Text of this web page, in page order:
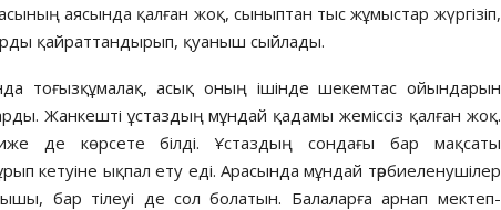
аясында қалған жоқ, сыныптан тыс жұмыстар жүргізіп,
қайраттандырып, қуаныш сыйлады.
тоғызқұмалақ, асық оның ішінде шекемтас ойындарын
Жанкешті ұстаздың мұндай қадамы жеміссіз қалған жоқ.
де көрсете білді. Ұстаздың сондағы бар мақсаты
кетуіне ықпал ету еді. Арасында мұндай тәрбиеленушілер
бар тілеуі де сол болатын. Балаларға арнап мектеп-